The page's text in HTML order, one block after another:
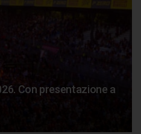
Con presentazione a